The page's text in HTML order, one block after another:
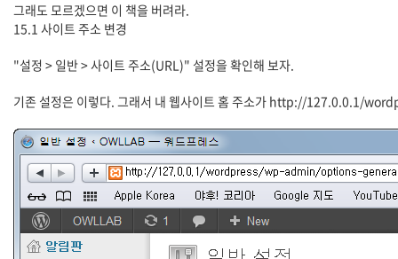
그래도 모르겠으면 이 책을 버려라.
15.1 사이트 주소 변경
"설정 > 일반 > 사이트 주소(URL)" 설정을 확인해 보자.
기존 설정은 이렇다. 그래서 내 웹사이트 홈 주소가 http://127.0.0.1/